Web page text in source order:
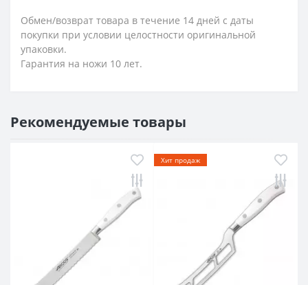
Обмен/возврат товара в течение 14 дней с даты
покупки при условии целостности оригинальной
упаковки.
Гарантия на ножи 10 лет.
Рекомендуемые товары
Хит продаж